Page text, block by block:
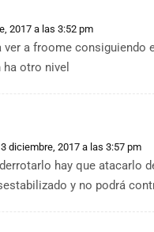
2017 a las 3:52 pm
ver a froome consiguiendo
otro nivel
3 diciembre, 2017 a las 3:57 pm
hay que atacarlo
y no podrá